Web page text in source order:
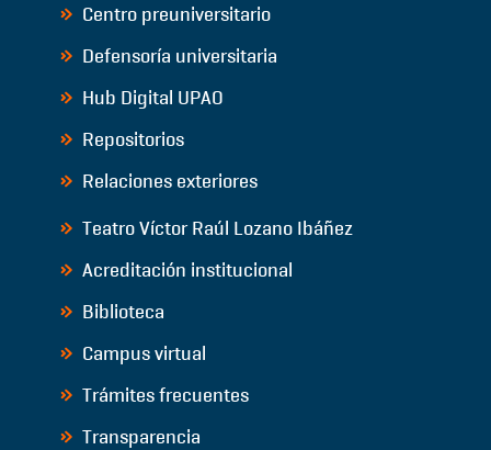
Centro preuniversitario
Defensoría universitaria
Hub Digital UPAO
Repositorios
Relaciones exteriores
Teatro Víctor Raúl Lozano Ibáñez
Acreditación institucional
Biblioteca
Campus virtual
Trámites frecuentes
Transparencia